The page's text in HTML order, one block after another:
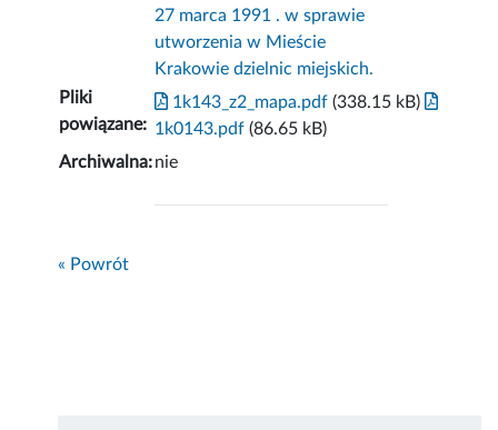
27 marca 1991 . w sprawie
utworzenia w Mieście
Krakowie dzielnic miejskich.
Pliki
powiązane:
1k143_z2_mapa.pdf (338.15 kB)
1k0143.pdf (86.65 kB)
Archiwalna:nie
« Powrót